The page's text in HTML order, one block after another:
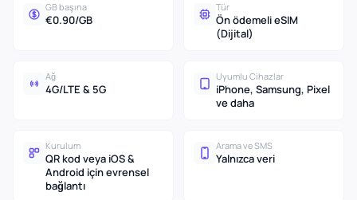
GB başına
€0.90/GB
Tür
Ön ödemeli eSIM
(Dijital)
Ağ
4G/LTE & 5G
Uyumlu Cihazlar
iPhone, Samsung, Pixel
ve daha
Kurulum
QR kod veya iOS &
Android için evrensel
bağlantı
Arama ve SMS
Yalnızca veri